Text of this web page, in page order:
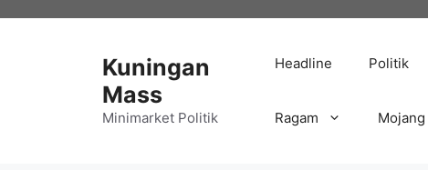
Kuningan
Mass
Minimarket Politik
Headline Politik
Ragam Mojang